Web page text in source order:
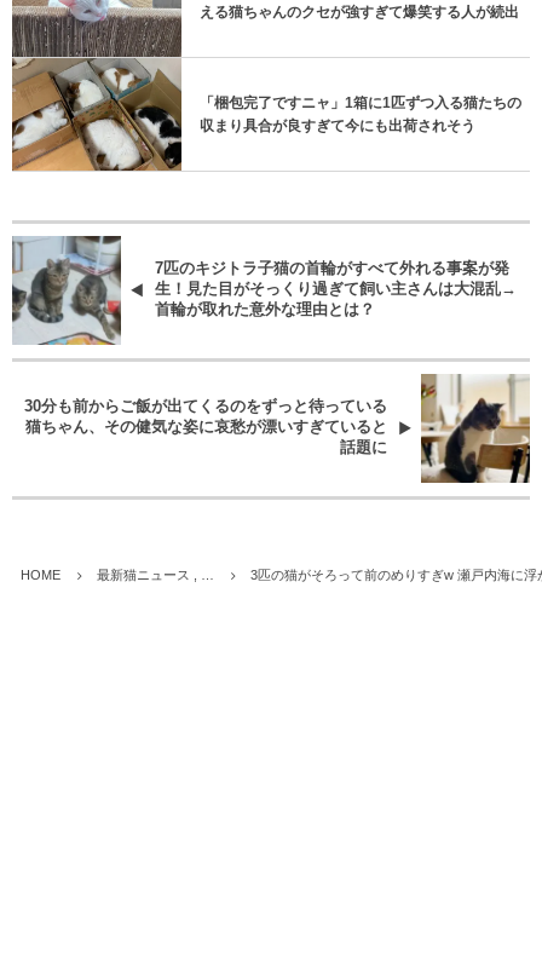
える猫ちゃんのクセが強すぎて爆笑する人が続出
「梱包完了ですニャ」1箱に1匹ずつ入る猫たちの
収まり具合が良すぎて今にも出荷されそう
7匹のキジトラ子猫の首輪がすべて外れる事案が発
生！見た目がそっくり過ぎて飼い主さんは大混乱→
首輪が取れた意外な理由とは？
30分も前からご飯が出てくるのをずっと待っている
猫ちゃん、その健気な姿に哀愁が漂いすぎていると
話題に
HOME 最新猫ニュース , … 3匹の猫がそろって前のめりすぎw 瀬戸内海に